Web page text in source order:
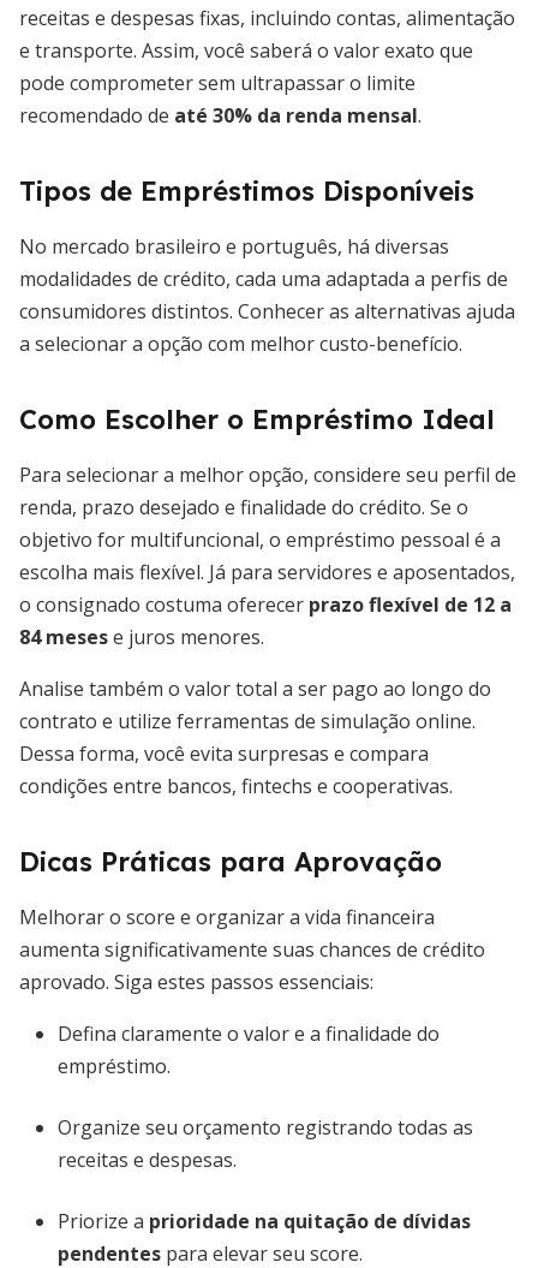
receitas e despesas fixas, incluindo contas, alimentação
e transporte. Assim, você saberá o valor exato que
pode comprometer sem ultrapassar o limite
recomendado de até 30% da renda mensal.
Tipos de Empréstimos Disponíveis
No mercado brasileiro e português, há diversas
modalidades de crédito, cada uma adaptada a perfis de
consumidores distintos. Conhecer as alternativas ajuda
a selecionar a opção com melhor custo-benefício.
Como Escolher o Empréstimo Ideal
Para selecionar a melhor opção, considere seu perfil de
renda, prazo desejado e finalidade do crédito. Se o
objetivo for multifuncional, o empréstimo pessoal é a
escolha mais flexível. Já para servidores e aposentados,
o consignado costuma oferecer prazo flexível de 12 a
84 mesese juros menores.
Analise também o valor total a ser pago ao longo do
contrato e utilize ferramentas de simulação online.
Dessa forma, você evita surpresas e compara
condições entre bancos, fintechs e cooperativas.
Dicas Práticas para Aprovação
Melhorar o score e organizar a vida financeira
aumenta significativamente suas chances de crédito
aprovado. Siga estes passos essenciais:
Defina claramente o valor e a finalidade do
empréstimo.
Organize seu orçamento registrando todas as
receitas e despesas.
Priorize a prioridade na quitação de dívidas
pendentes para elevar seu score.